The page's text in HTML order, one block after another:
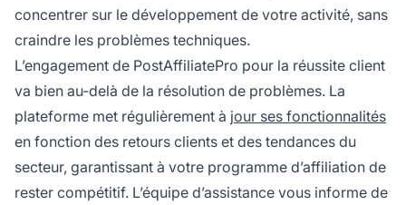
concentrer sur le développement de votre activité, sans
craindre les problèmes techniques.
L’engagement de PostAffiliatePro pour la réussite client
va bien au-delà de la résolution de problèmes. La
plateforme met régulièrement à jour ses fonctionnalités
en fonction des retours clients et des tendances du
secteur, garantissant à votre programme d’affiliation de
rester compétitif. L’équipe d’assistance vous informe de